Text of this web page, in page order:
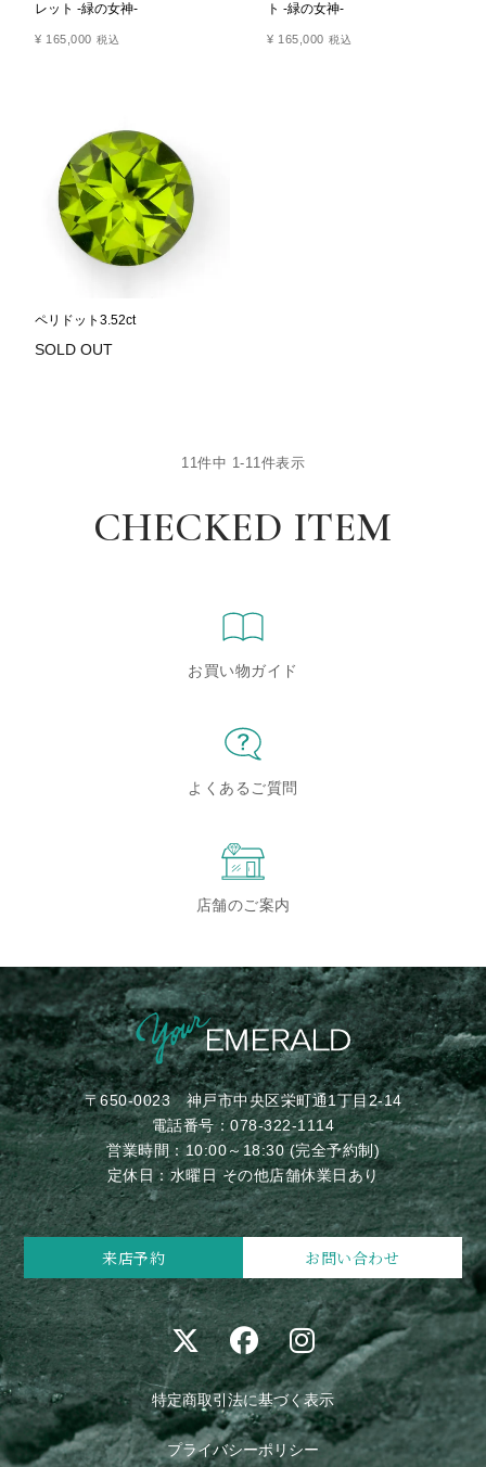
レット -緑の女神-
¥ 165,000 税込
ト -緑の女神-
¥ 165,000 税込
ペリドット3.52ct
11 件中 1 -11 件表示
CHECKED ITEM
お買い物ガイド
よくあるご質問
店舗のご案内
〒650-0023神戸市中央区栄町通1丁目2-14
電話番号：078-322-1114
営業時間：10:00～18:30 (完全予約制)
定休日：水曜日 その他店舗休業日あり
来店予約 お問い合わせ
特定商取引法に基づく表示
プライバシーポリシー